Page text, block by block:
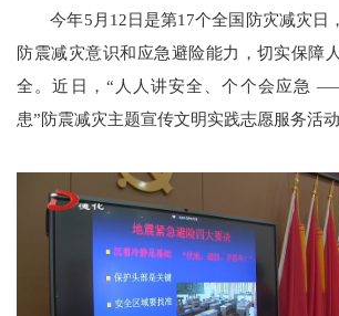
今年5月12日是第17个全国防灾减灾日
防震减灾意识和应急避险能力，切实保障
全。近日，“人人讲安全、个个会应急
患”防震减灾主题宣传文明实践志愿服务活